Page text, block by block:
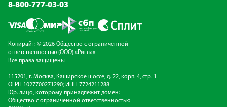
8-800-777-03-03
Копирайт: © 2026 Общество с ограниченной
ответственностью (ООО) «Ригла»
Все права защищены
115201, г. Москва, Каширское шоссе, д. 22, корп. 4, стр. 1
ОГРН 1027700271290; ИНН 7724211288
Юр. лицо, которому принадлежит домен:
Общество с ограниченной ответственностью